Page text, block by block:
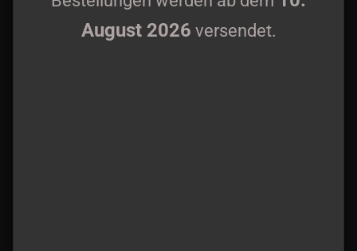
August 2026 versendet.